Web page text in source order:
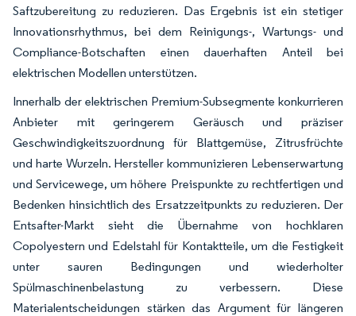
Saftzubereitung zu reduzieren. Das Ergebnis ist ein stetiger
Innovationsrhythmus, bei dem Reinigungs-, Wartungs- und
Compliance-Botschaften einen dauerhaften Anteil bei
elektrischen Modellen unterstützen.
Innerhalb der elektrischen Premium-Subsegmente konkurrieren
Anbieter mit geringerem Geräusch und präziser
Geschwindigkeitszuordnung für Blattgemüse, Zitrusfrüchte
und harte Wurzeln. Hersteller kommunizieren Lebenserwartung
und Servicewege, um höhere Preispunkte zu rechtfertigen und
Bedenken hinsichtlich des Ersatzzeitpunkts zu reduzieren. Der
Entsafter-Markt sieht die Übernahme von hochklaren
Copolyestern und Edelstahl für Kontaktteile, um die Festigkeit
unter sauren Bedingungen und wiederholter
Spülmaschinenbelastung zu verbessern. Diese
Materialentscheidungen stärken das Argument für längeren